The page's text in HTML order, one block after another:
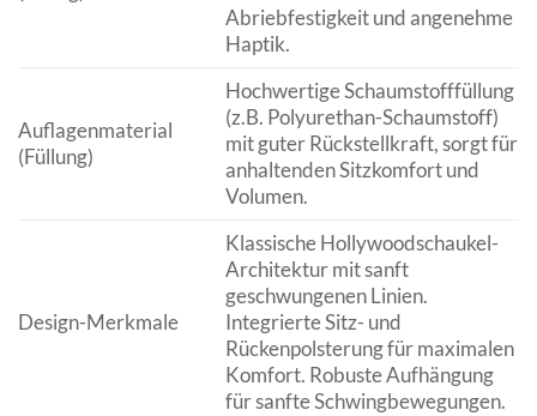
Abriebfestigkeit und angenehme
Haptik.
Auflagenmaterial
(Füllung)
Hochwertige Schaumstofffüllung
(z.B. Polyurethan-Schaumstoff)
mit guter Rückstellkraft, sorgt für
anhaltenden Sitzkomfort und
Volumen.
Design-Merkmale
Klassische Hollywoodschaukel-
Architektur mit sanft
geschwungenen Linien.
Integrierte Sitz- und
Rückenpolsterung für maximalen
Komfort. Robuste Aufhängung
für sanfte Schwingbewegungen.